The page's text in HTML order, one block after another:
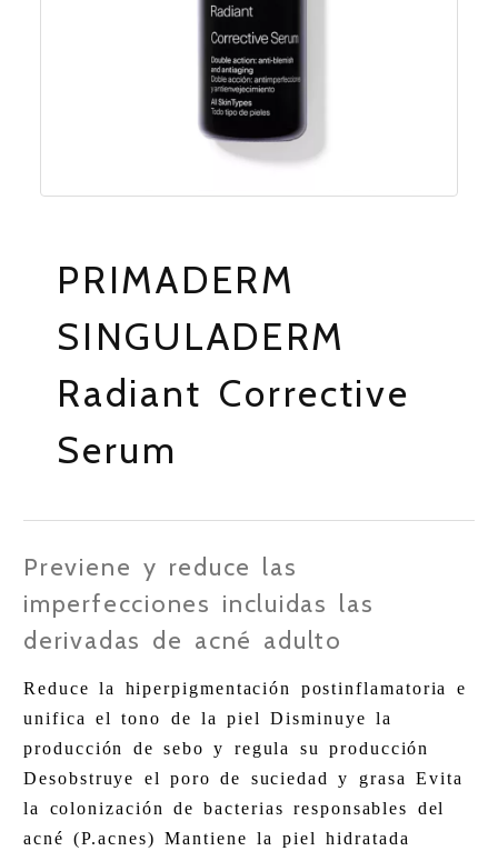
PRIMADERM
SINGULADERM
Radiant Corrective
Serum
Previene y reduce las
imperfecciones incluidas las
derivadas de acné adulto
Reduce la hiperpigmentación postinflamatoria e
unifica el tono de la piel Disminuye la
producción de sebo y regula su producción
Desobstruye el poro de suciedad y grasa Evita
la colonización de bacterias responsables del
acné (P.acnes) Mantiene la piel hidratada